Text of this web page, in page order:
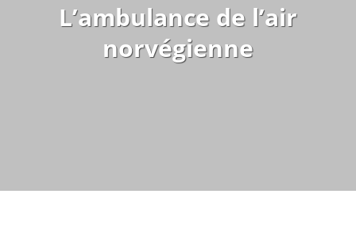
L’ambulance de l’air
norvégienne